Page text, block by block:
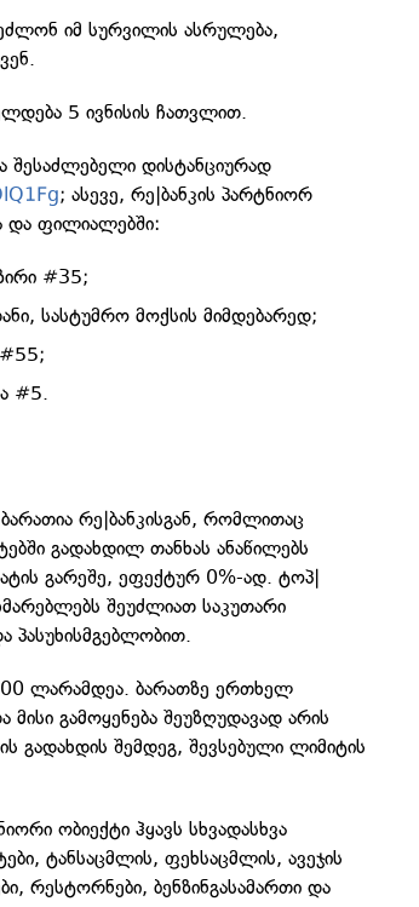
იმ სურვილის ასრულება,
5 ივნისის ჩათვლით.
შესაძლებელი დისტანციურად
; ასევე, რე|ბანკის პარტნიორ
და ფილიალებში:
#35;
სასტუმრო მოქსის მიმდებარედ;
#55;
#5.
რე|ბანკისგან, რომლითაც
გადახდილ თანხას ანაწილებს
გარეშე, ეფექტურ 0%-ად. ტოპ|
შეუძლიათ საკუთარი
პასუხისმგებლობით.
ლარამდეა. ბარათზე ერთხელ
გამოყენება შეუზღუდავად არის
გადახდის შემდეგ, შევსებული ლიმიტის
ობიექტი ჰყავს სხვადასხვა
ტანსაცმლის, ფეხსაცმლის, ავეჯის
რესტორნები, ბენზინგასამართი და